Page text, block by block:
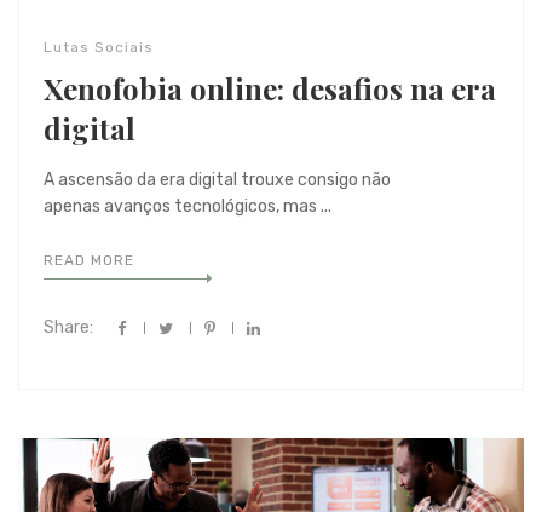
Lutas Sociais
Xenofobia online: desafios na era
digital
A ascensão da era digital trouxe consigo não
apenas avanços tecnológicos, mas ...
READ MORE
Share: